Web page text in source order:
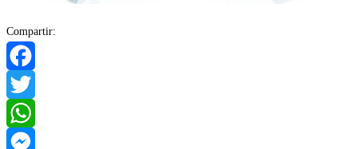
Compartir:
Facebook
Twitter
WhatsApp